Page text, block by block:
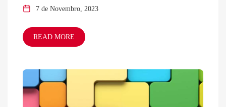
7 de Novembro, 2023
READ MORE